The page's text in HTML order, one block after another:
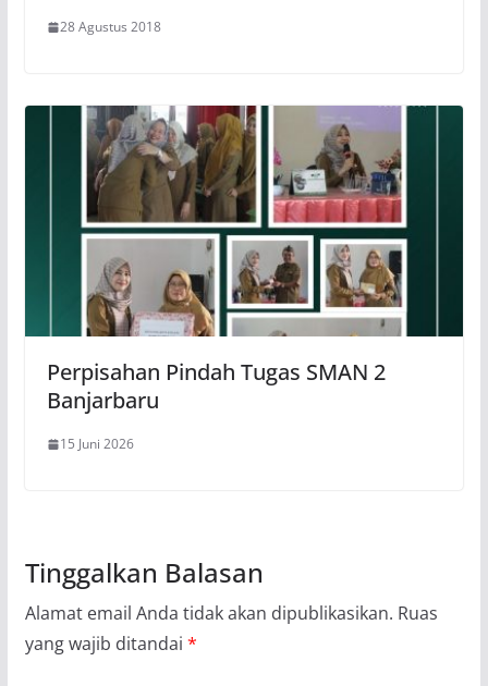
28 Agustus 2018
Perpisahan Pindah Tugas SMAN 2
Banjarbaru
15 Juni 2026
Tinggalkan Balasan
Alamat email Anda tidak akan dipublikasikan. Ruas
yang wajib ditandai *